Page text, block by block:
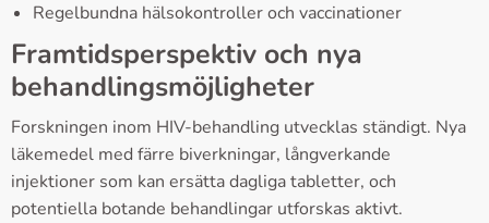
Regelbundna hälsokontroller och vaccinationer
Framtidsperspektiv och nya
behandlingsmöjligheter
Forskningen inom HIV-behandling utvecklas ständigt. Nya
läkemedel med färre biverkningar, långverkande
injektioner som kan ersätta dagliga tabletter, och
potentiella botande behandlingar utforskas aktivt.